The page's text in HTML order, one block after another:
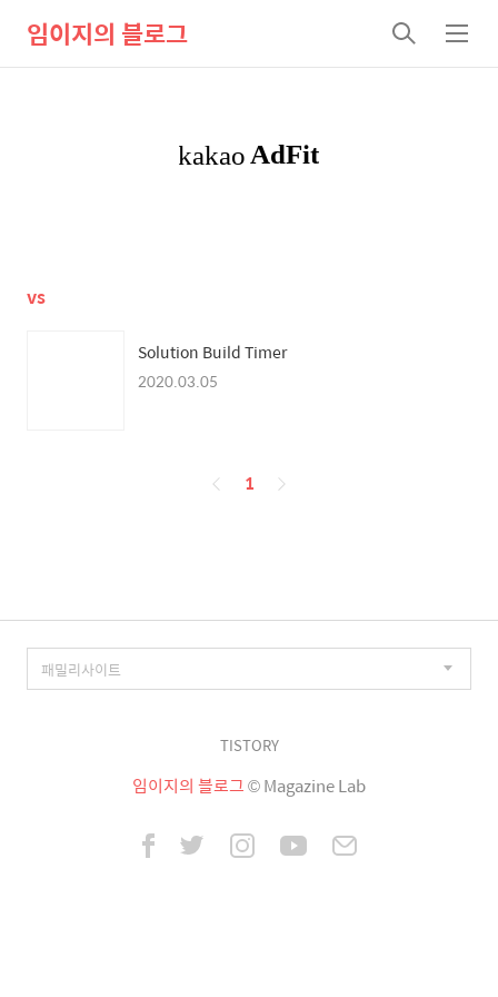
임이지의 블로그
검
색
메
뉴
vs
Solution Build Timer
2020.03.05
페
1
TISTORY
임이지의 블로그© Magazine Lab